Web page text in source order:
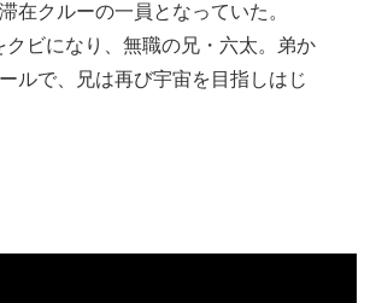
在クルーの一員となっていた。
クビになり、無職の兄・六太。弟か
ルで、兄は再び宇宙を目指しはじ